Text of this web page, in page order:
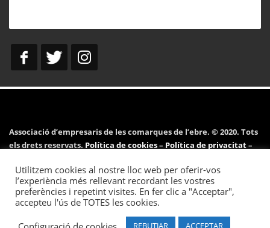
Associació d’empresaris de les comarques de l’ebre. © 2020. Tots
els drets reservats. Política de cookies– Política de privacitat–
Desenvolupat perPymeralia.com
Utilitzem cookies al nostre lloc web per oferir-vos
l’experiència més rellevant recordant les vostres
preferències i repetint visites. En fer clic a "Acceptar",
accepteu l'ús de TOTES les cookies.
REBUTJAR ACCEPTAR